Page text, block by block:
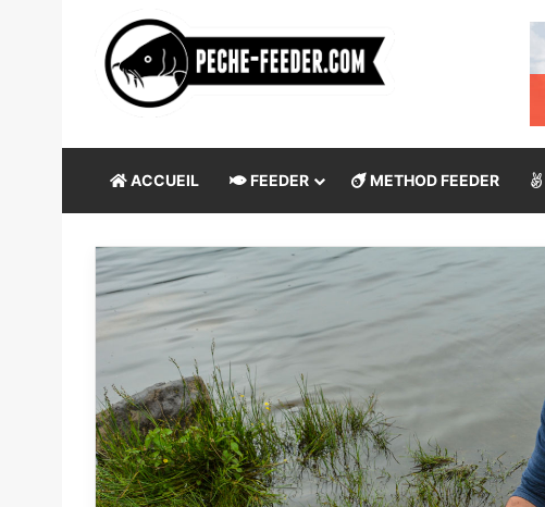
ACCUEIL FEEDER METHOD FEEDER